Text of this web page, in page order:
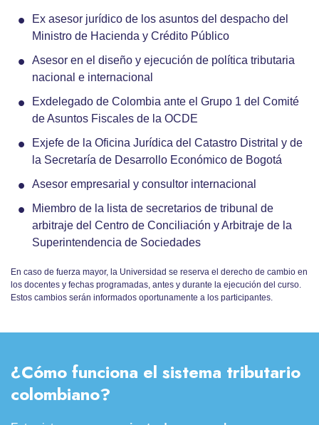
Ex asesor jurídico de los asuntos del despacho del
Ministro de Hacienda y Crédito Público
Asesor en el diseño y ejecución de política tributaria
nacional e internacional
Exdelegado de Colombia ante el Grupo 1 del Comité
de Asuntos Fiscales de la OCDE
Exjefe de la Oficina Jurídica del Catastro Distrital y de
la Secretaría de Desarrollo Económico de Bogotá
Asesor empresarial y consultor internacional
Miembro de la lista de secretarios de tribunal de
arbitraje del Centro de Conciliación y Arbitraje de la
Superintendencia de Sociedades
En caso de fuerza mayor, la Universidad se reserva el derecho de cambio en
los docentes y fechas programadas, antes y durante la ejecución del curso.
Estos cambios serán informados oportunamente a los participantes.
¿Cómo funciona el sistema tributario
colombiano?